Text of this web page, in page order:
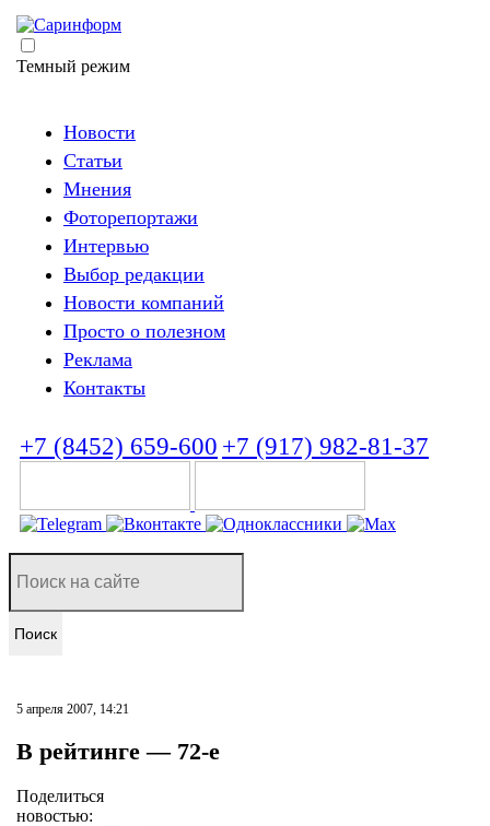
Темный режим
Новости
Статьи
Мнения
Фоторепортажи
Интервью
Выбор редакции
Новости компаний
Просто о полезном
Реклама
Контакты
+7 (8452) 659-600 +7 (917) 982-81-37
Поиск
5 апреля 2007, 14:21
В рейтинге — 72-е
Поделиться
новостью: